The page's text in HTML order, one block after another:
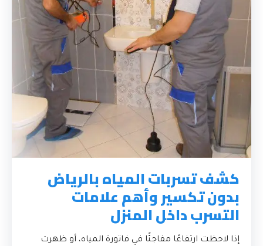
كشف تسربات المياه بالرياض
بدون تكسير وأهم علامات
التسرب داخل المنزل
إذا لاحظت ارتفاعًا مفاجئًا في فاتورة المياه، أو ظهرت